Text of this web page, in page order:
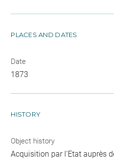
PLACES AND DATES
Date
1873
HISTORY
Object history
Acquisition par l'Etat auprès